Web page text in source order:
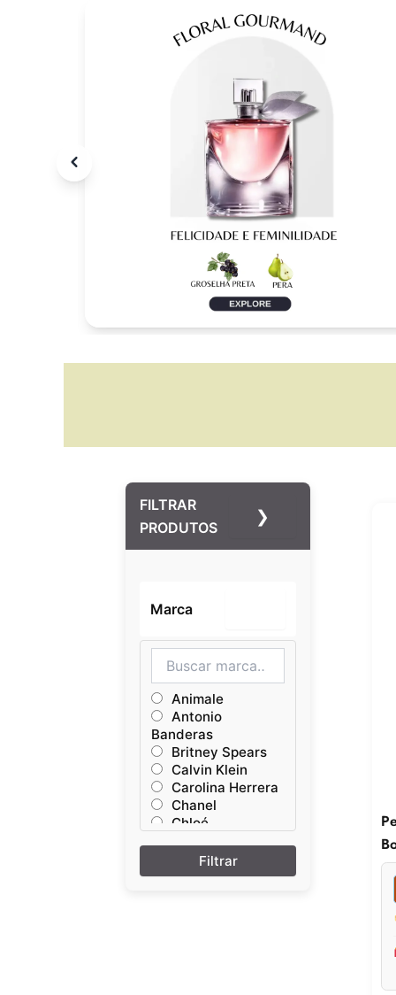
FILTRAR
PRODUTOS
❯
Marca
Animale
Antonio
Banderas
Britney Spears
Calvin Klein
Carolina Herrera
Chanel
Chloé
Dolce & Gabbana
Giorgio Armani